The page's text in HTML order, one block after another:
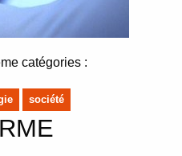
catégories :
société